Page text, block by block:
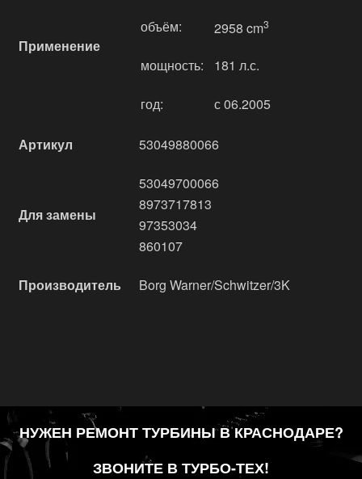
Применение
объём: 2958 cm3
мощность: 181 л.с.
год: с 06.2005
Артикул 53049880066
Для замены
53049700066
8973717813
97353034
860107
Производитель Borg Warner/Schwitzer/3K
НУЖЕН РЕМОНТ ТУРБИНЫ В КРАСНОДАРЕ?
ЗВОНИТЕ В ТУРБО-ТЕХ!